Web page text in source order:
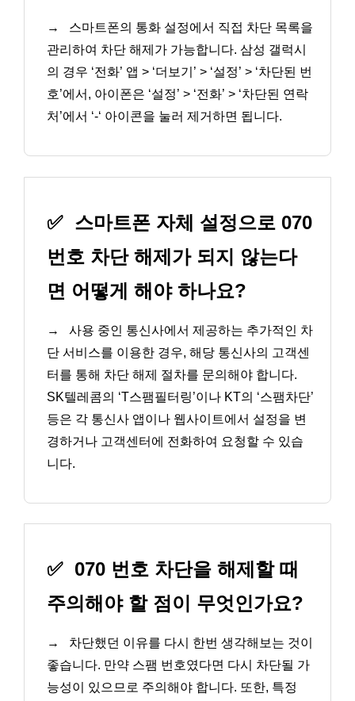
→
스마트폰의 통화 설정에서 직접 차단 목록을
관리하여 차단 해제가 가능합니다. 삼성 갤럭시
의 경우 ‘전화’ 앱 > ‘더보기’ > ‘설정’ > ‘차단된 번
호’에서, 아이폰은 ‘설정’ > ‘전화’ > ‘차단된 연락
처’에서 ‘-‘ 아이콘을 눌러 제거하면 됩니다.
✅ 스마트폰 자체 설정으로 070
번호 차단 해제가 되지 않는다
면 어떻게 해야 하나요?
→
사용 중인 통신사에서 제공하는 추가적인 차
단 서비스를 이용한 경우, 해당 통신사의 고객센
터를 통해 차단 해제 절차를 문의해야 합니다.
SK텔레콤의 ‘T스팸필터링’이나 KT의 ‘스팸차단’
등은 각 통신사 앱이나 웹사이트에서 설정을 변
경하거나 고객센터에 전화하여 요청할 수 있습
니다.
✅ 070 번호 차단을 해제할 때
주의해야 할 점이 무엇인가요?
→
차단했던 이유를 다시 한번 생각해보는 것이
좋습니다. 만약 스팸 번호였다면 다시 차단될 가
능성이 있으므로 주의해야 합니다. 또한, 특정